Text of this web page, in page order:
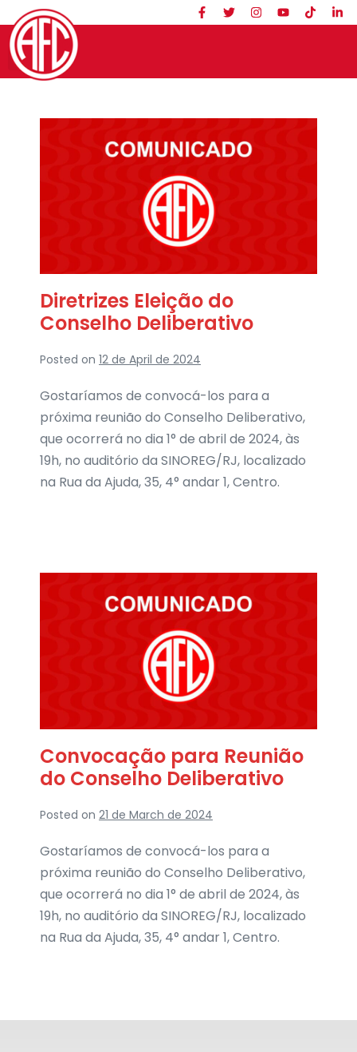
Diretrizes Eleição do
Conselho Deliberativo
Posted on 12 de April de 2024
Gostaríamos de convocá-los para a
próxima reunião do Conselho Deliberativo,
que ocorrerá no dia 1° de abril de 2024, às
19h, no auditório da SINOREG/RJ, localizado
na Rua da Ajuda, 35, 4° andar 1, Centro.
Convocação para Reunião
do Conselho Deliberativo
Posted on 21 de March de 2024
Gostaríamos de convocá-los para a
próxima reunião do Conselho Deliberativo,
que ocorrerá no dia 1° de abril de 2024, às
19h, no auditório da SINOREG/RJ, localizado
na Rua da Ajuda, 35, 4° andar 1, Centro.